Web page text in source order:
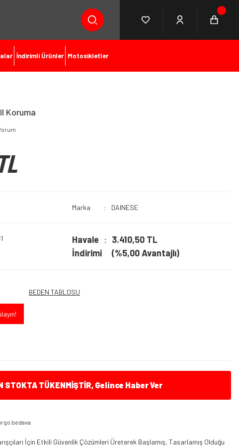
İndirimli Ürünler Motosikletler
Koruma
Marka DAINESE
Havale
İndirimi
3.410,50 TL
(%5,00 Avantajlı)
BEDEN TABLOSU
STOKTA TÜKENMİŞTİR, Gelince Haber Ver
bedava
İçin Etkili Güvenlik Çözümleri Üreterek Başlamış, Tasarlamış Olduğu